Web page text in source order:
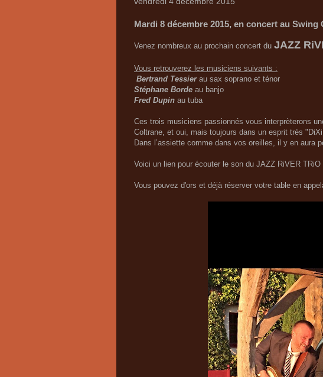
Mardi 8 décembre 2015, en concert au
Venez nombreux au prochain concert du JAZZ
Vous retrouverez les musiciens suivants :
Bertrand Tessierau sax soprano et ténor
Stéphane Borde au banjo
Fred Dupin au tuba
Ces trois musiciens passionnés vous interprèterons
Coltrane, et oui, mais toujours dans un esprit très
Dans l’assiette comme dans vos oreilles, il y en aura
Voici un lien pour écouter le son du JAZZ RiVER TRiO
Vous pouvez d'ors et déjà réserver votre table en